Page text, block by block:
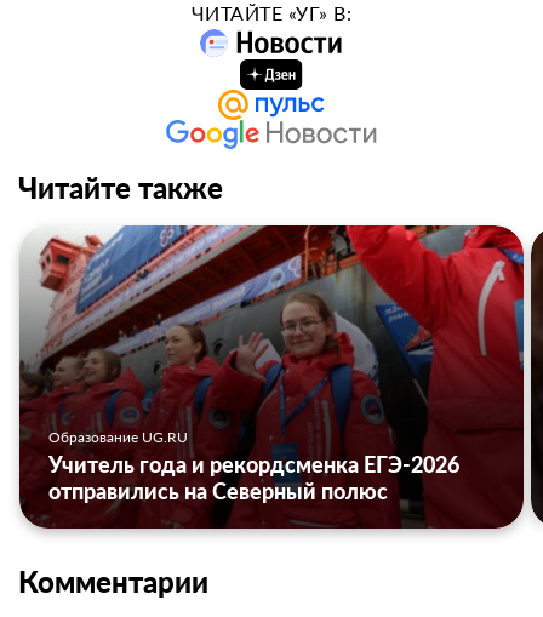
ЧИТАЙТЕ «УГ» В:
Читайте также
Образование UG.RU
Учитель года и рекордсменка ЕГЭ-2026
отправились на Северный полюс
Комментарии